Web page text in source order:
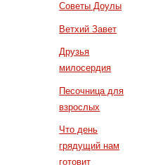
Советы Доулы
Ветхий Завет
Друзья
милосердия
Песочница для
взрослых
Что день
грядущий нам
готовит